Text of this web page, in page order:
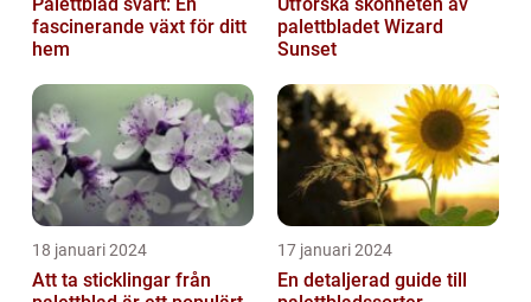
fascinerande växt för ditt
hem
palettbladet Wizard
Sunset
18 januari 2024
Att ta sticklingar från
17 januari 2024
En detaljerad guide till